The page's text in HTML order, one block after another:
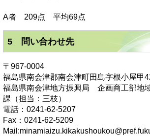
A者 209点 平均69点
5 問い合わせ先
〒967-0004
福島県南会津郡南会津町田島字根小屋甲
福島県南会津地方振興局 企画商工部地
課（担当：三枝）
電話：0241-62-5207
Fax：0241-62-5209